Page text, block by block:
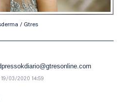
/ Gtres
19/03/2020 14:59